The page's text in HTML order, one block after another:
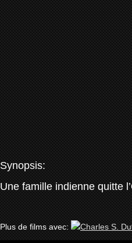
Synopsis:
Une famille indienne quitte
Plus de films avec: